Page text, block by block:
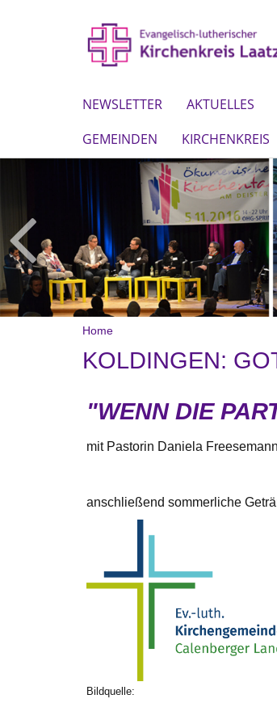
NEWSLETTER AKTUELLES
GEMEINDEN
KIRCHENKREIS
Home
KOLDINGEN:
"WENN DIE
mit Pastorin Daniela Freesemann
anschließend sommerliche
Bildquelle: